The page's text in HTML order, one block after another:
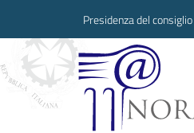
Presidenza del